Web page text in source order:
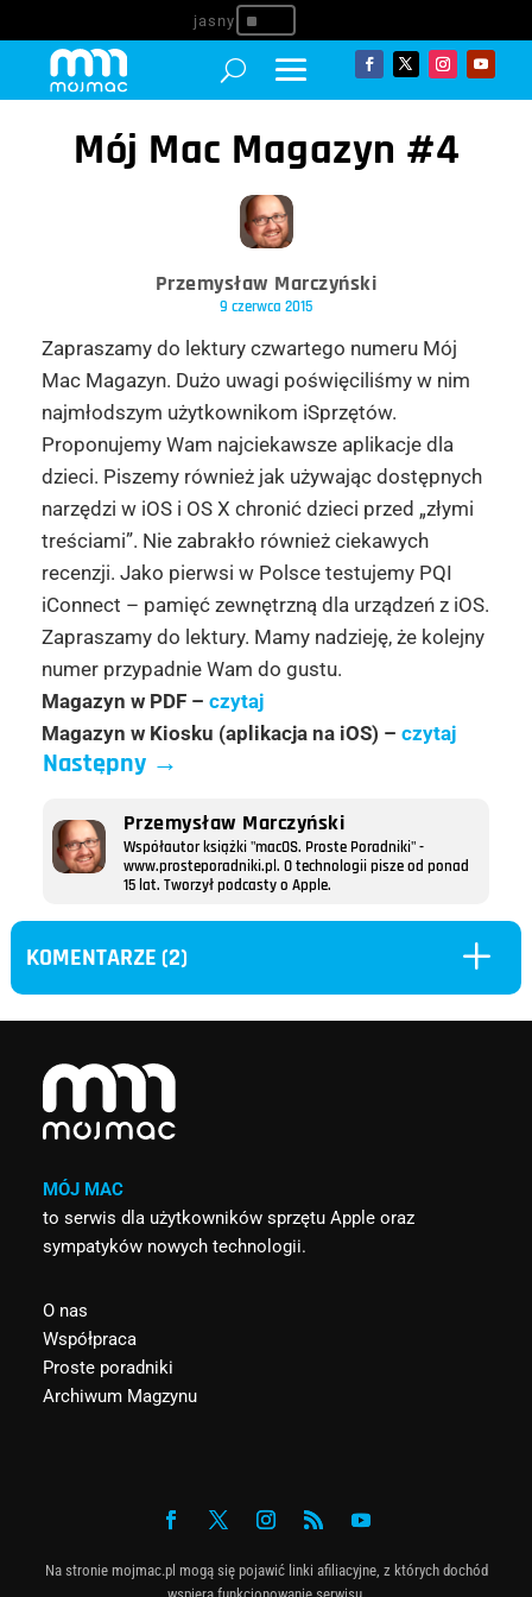
^
Mój Mac Magazyn #4
Przemysław Marczyński
9 czerwca 2015
Zapraszamy do lektury czwartego numeru Mój
Mac Magazyn. Dużo uwagi poświęciliśmy w nim
najmłodszym użytkownikom iSprzętów.
Proponujemy Wam najciekawsze aplikacje dla
dzieci. Piszemy również jak używając dostępnych
narzędzi w iOS i OS X chronić dzieci przed „złymi
treściami”. Nie zabrakło również ciekawych
recenzji. Jako pierwsi w Polsce testujemy PQI
iConnect – pamięć zewnętrzną dla urządzeń z iOS.
Zapraszamy do lektury. Mamy nadzieję, że kolejny
numer przypadnie Wam do gustu.
Magazyn w PDF – czytaj
Magazyn w Kiosku (aplikacja na iOS) – czytaj
Następny→
Przemysław Marczyński
Współautor książki "macOS. Proste Poradniki" -
www.prosteporadniki.pl. O technologii pisze od ponad
15 lat. Tworzył podcasty o Apple.
KOMENTARZE (2) L
MÓJ MAC
to serwis dla użytkowników sprzętu Apple oraz
sympatyków nowych technologii.
O nas
Współpraca
Proste poradniki
Archiwum Magzynu
Na stronie mojmac.pl mogą się pojawić linki afiliacyjne, z których dochód